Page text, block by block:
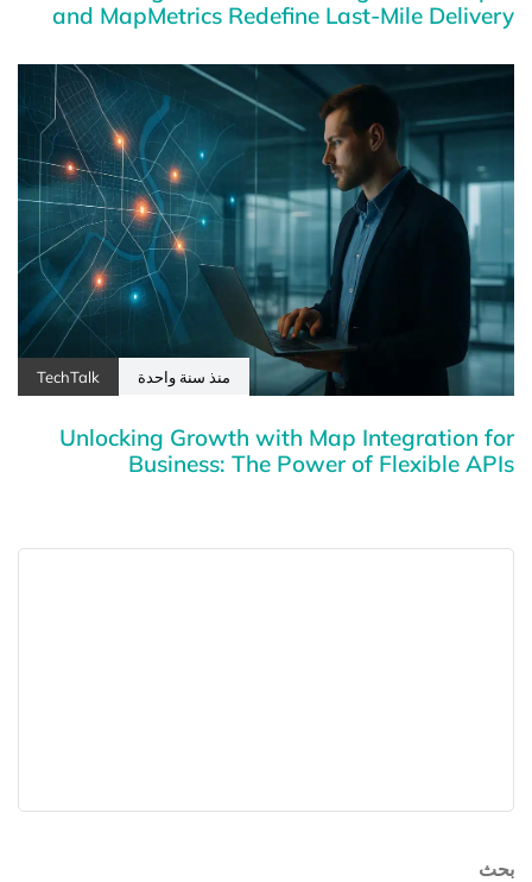
and MapMetrics Redefine Last-Mile Delivery
منذ سنة واحدة TechTalk
Unlocking Growth with Map Integration for
Business: The Power of Flexible APIs
بحث